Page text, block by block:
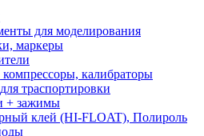
для моделирования
маркеры
калибраторы
траспортировки
+ зажимы
клей (HI-FLOAT), Полироль